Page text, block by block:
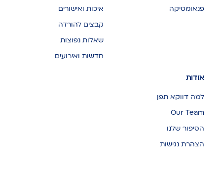
פנאומטיקה
איכות ואישורים
קבצים להורדה
שאלות נפוצות
חדשות ואירועים
אודות
למה דווקא תפן
Our Team
הסיפור שלנו
הצהרת נגישות